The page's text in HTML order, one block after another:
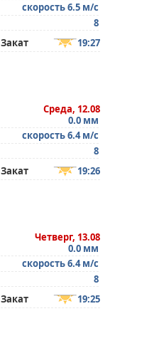
скорость 6.5 м/с
8
Закат 19:27
Среда, 12.08
0.0 мм
скорость 6.4 м/с
8
Закат 19:26
Четверг, 13.08
0.0 мм
скорость 6.4 м/с
8
Закат 19:25